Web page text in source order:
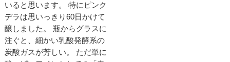
いると思います。 特にピンク
デラは思いっきり60日かけて
醸しました。 瓶からグラスに
注ぐと、細かい乳酸発酵系の
炭酸ガスが芳しい。 ただ単に